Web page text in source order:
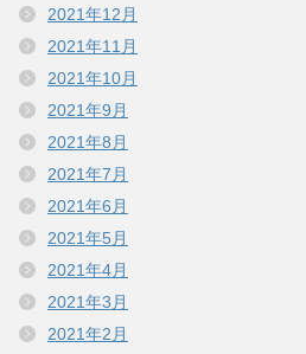
2021年12月
2021年11月
2021年10月
2021年9月
2021年8月
2021年7月
2021年6月
2021年5月
2021年4月
2021年3月
2021年2月